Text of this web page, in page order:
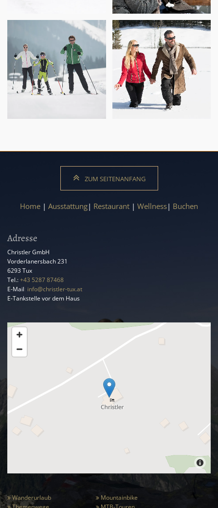
ZUM SEITENANFANG
Home | Ausstattung| Restaurant | Wellness| Buchen
Adresse
Christler GmbH
Vorderlanersbach 231
6293Tux
Tel.:+43 5287 87468
E-Mail: info@christler-tux.at
E-Tankstelle vor dem Haus
Wanderurlaub Mountainbike